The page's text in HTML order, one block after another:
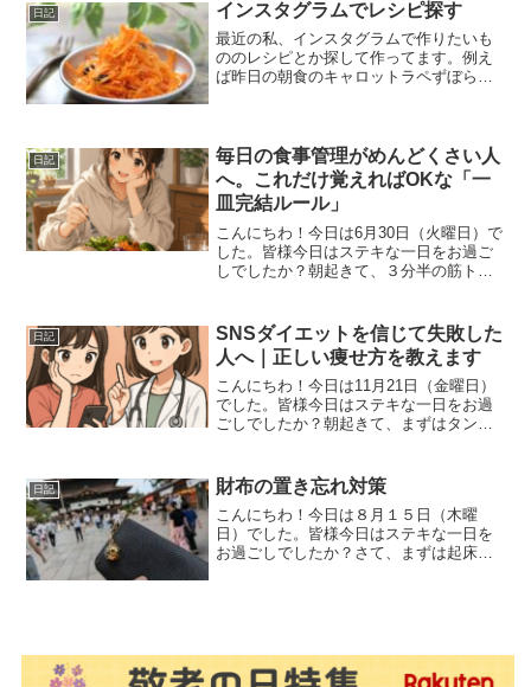
と血糖値の上昇が緩やかになるそうで
す。さらに朝一だとその...
日記 インスタグラムでレシピ探す
最近の私、インスタグラムで作りたいも
ののレシピとか探して作ってます。例え
ば昨日の朝食のキャロットラペずぼらな
です。特にキャロットラペ...
日記
毎日の食事管理がめんどくさい人
へ。これだけ覚えればOKな「一
皿完結ルール」
こんにちわ！今日は6月30日（火曜日）で
した。皆様今日はステキな一日をお過ご
しでしたか？朝起きて、３分半の筋トレ
ンで一時的に在庫切れのためプロテイン
はしばらくなしです）...
日記
SNSダイエットを信じて失敗した
人へ｜正しい痩せ方を教えます
こんにちわ！今日は11月21日（金曜日）
でした。皆様今日はステキな一日をお過
ごしでしたか？朝起きて、まずはタンパ
をブラックコーヒーとともにのどに流し
込みます。その後...
日記 財布の置き忘れ対策
こんにちわ！今日は８月１５日（木曜
日）でした。皆様今日はステキな一日を
お過ごしでしたか？さて、まずは起床直